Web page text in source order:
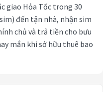
giao Hỏa Tốc trong 30
đến tận nhà, nhận sim
chủ và trả tiền cho bưu
mắn khi sở hữu thuê bao